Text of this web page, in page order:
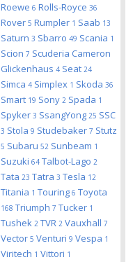
Roewe 6 Rolls-Royce 36
Rover 5 Rumpler 1 Saab 13
Saturn 3 Sbarro 49 Scania 1
Scion 7 Scuderia Cameron
Glickenhaus 4 Seat 24
Simca 4 Simplex 1 Skoda 36
Smart 19 Sony 2 Spada 1
Spyker 3 SsangYong 25 SSC
3 Stola 9 Studebaker 7 Stutz
5 Subaru 52 Sunbeam 1
Suzuki 64 Talbot-Lago 2
Tata 23 Tatra 3 Tesla 12
Titania 1 Touring 6 Toyota
168 Triumph 7 Tucker 1
Tushek 2 TVR 2 Vauxhall 7
Vector 5 Venturi 9 Vespa 1
Viritech 1 Vittori 1